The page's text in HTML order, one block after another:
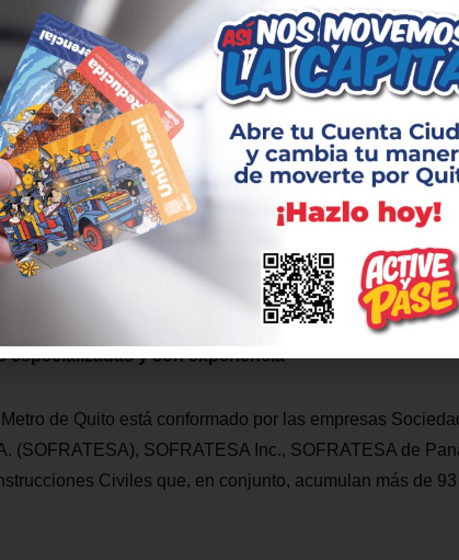
y Subterráneos (ALAMYS) y BNaméricas, para que
y experiencia técnica participen en el proceso.
ahorro aproximado de USD 12 millones respecto al
suscrito por USD 62,1 millones frente a un presupuesto
vigencia de cinco años, hasta 2031.
del consorcio contratado, el programa de
Metro de Quito a través de personal técnico
estándares de seguridad del sistema.
especializadas y con experiencia
de Quito está conformado por las empresas
(SOFRATESA), SOFRATESA Inc., SOFRATESA de
Civiles que, en conjunto, acumulan más de